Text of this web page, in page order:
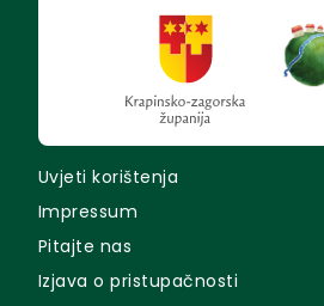
Uvjeti korištenja
Impressum
Pitajte nas
Izjava o pristupačnosti